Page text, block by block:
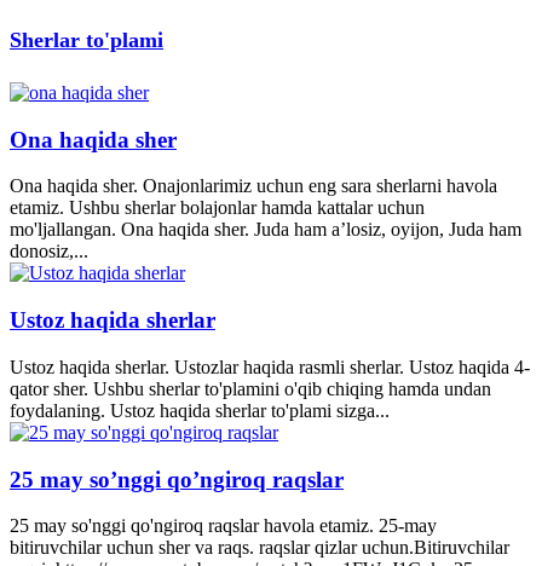
Sherlar to'plami
Ona haqida sher
Ona haqida sher. Onajonlarimiz uchun eng sara sherlarni havola
etamiz. Ushbu sherlar bolajonlar hamda kattalar uchun
mo'ljallangan. Ona haqida sher. Juda ham a’losiz, oyijon, Juda ham
donosiz,...
Ustoz haqida sherlar
Ustoz haqida sherlar. Ustozlar haqida rasmli sherlar. Ustoz haqida 4-
qator sher. Ushbu sherlar to'plamini o'qib chiqing hamda undan
foydalaning. Ustoz haqida sherlar to'plami sizga...
25 may so’nggi qo’ngiroq raqslar
25 may so'nggi qo'ngiroq raqslar havola etamiz. 25-may
bitiruvchilar uchun sher va raqs. raqslar qizlar uchun.Bitiruvchilar